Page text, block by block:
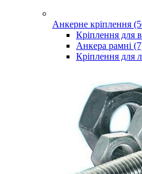
Анкерне кріплення
Кріплення для
Анкера рамні
Кріплення для